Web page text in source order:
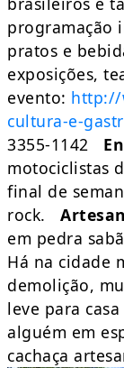
programação
pratos e
exposições,
evento: http://
cultura-e-
3355-1142
motociclistas
final de
rock.
em pedra
Há na cidade
demolição,
leve para
alguém em
cachaça